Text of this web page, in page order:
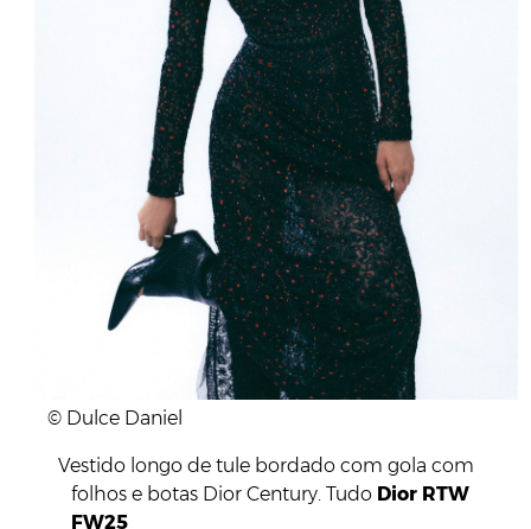
© Dulce Daniel
Vestido longo de tule bordado com gola com
folhos e botas Dior Century. Tudo Dior RTW
FW25